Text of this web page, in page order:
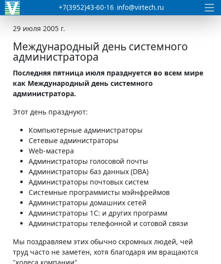
+7(3952)43-60-16 info@virtech.ru
29 июля 2005 г.
Международный день системного
администратора
Последняя пятница июля празднуется во всем мире
как Международный день системного
администратора.
Этот день празднуют:
Компьютерные администраторы
Сетевые администраторы
Web-мастера
Администраторы голосовой почты
Администраторы баз данных (DBA)
Администраторы почтовых систем
Системные программисты мэйнфреймов
Администраторы домашних сетей
Администраторы 1С: и других программ
Администраторы телефонной и сотовой связи
Мы поздравляем этих обычно скромных людей, чей
труд часто не заметен, хотя благодаря им вращаются
"колеса компании".